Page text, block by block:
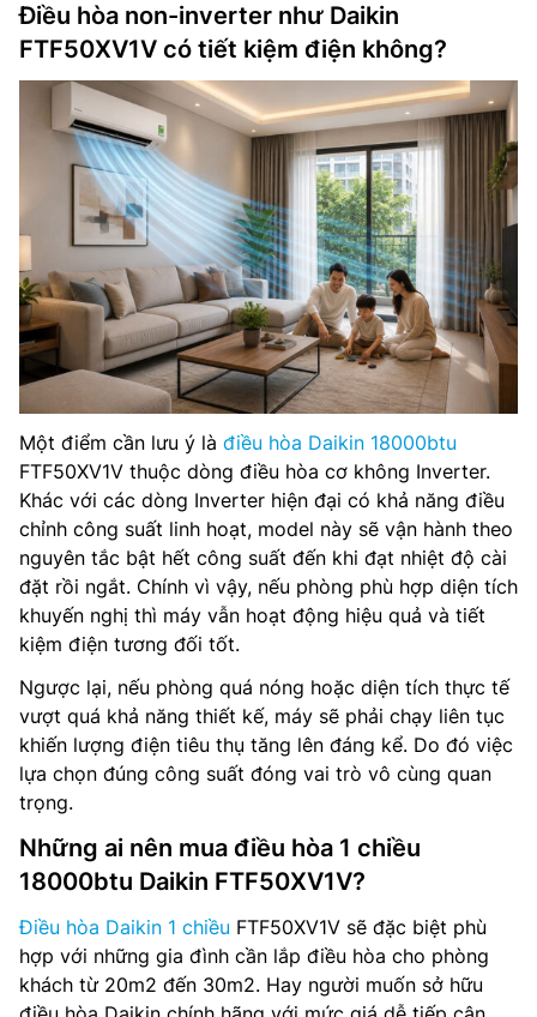
Điều hòa non-inverter như Daikin
FTF50XV1V có tiết kiệm điện không?
Một điểm cần lưu ý là điều hòa Daikin 18000btu
FTF50XV1V thuộc dòng điều hòa cơ không Inverter.
Khác với các dòng Inverter hiện đại có khả năng điều
chỉnh công suất linh hoạt, model này sẽ vận hành theo
nguyên tắc bật hết công suất đến khi đạt nhiệt độ cài
đặt rồi ngắt. Chính vì vậy, nếu phòng phù hợp diện tích
khuyến nghị thì máy vẫn hoạt động hiệu quả và tiết
kiệm điện tương đối tốt.
Ngược lại, nếu phòng quá nóng hoặc diện tích thực tế
vượt quá khả năng thiết kế, máy sẽ phải chạy liên tục
khiến lượng điện tiêu thụ tăng lên đáng kể. Do đó việc
lựa chọn đúng công suất đóng vai trò vô cùng quan
trọng.
Những ai nên mua điều hòa 1 chiều
18000btu Daikin FTF50XV1V?
Điều hòa Daikin 1 chiều FTF50XV1V sẽ đặc biệt phù
hợp với những gia đình cần lắp điều hòa cho phòng
khách từ 20m2 đến 30m2. Hay người muốn sở hữu